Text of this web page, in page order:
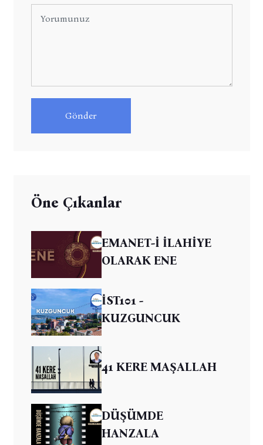
Gönder
Öne Çıkanlar
EMANET-İ İLAHİYE
OLARAK ENE
İST101 -
KUZGUNCUK
41 KERE MAŞALLAH
DÜŞÜMDE
HANZALA